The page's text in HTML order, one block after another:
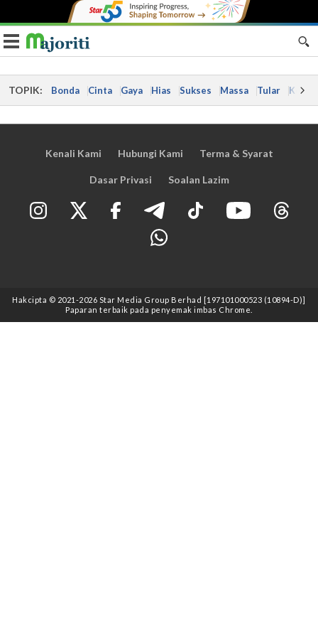
Toggle navigation
TOPIK: Bonda Cinta Gaya Hias Sukses Massa Tular Kes
Kenali Kami Hubungi Kami Terma & Syarat
Dasar Privasi Soalan Lazim
Hakcipta © 2021 -2026 Star Media Group Berhad [197101000523 (10894-D)]
Paparan terbaik pada penyemak imbas Chrome.